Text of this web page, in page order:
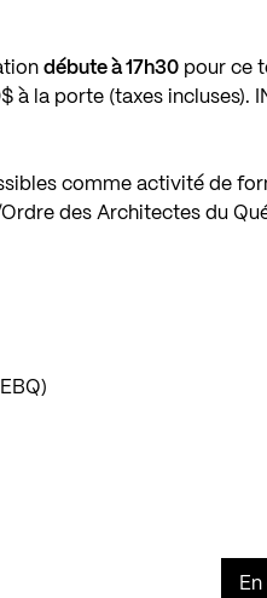
débute à 17h30 pour ce
à la porte (taxes incluses).
comme activité de
des Architectes du